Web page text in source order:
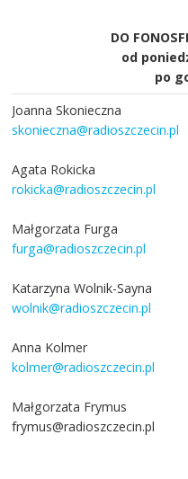
DO
od
po
Joanna Skonieczna
skonieczna@radioszczecin.pl
Agata Rokicka
rokicka@radioszczecin.pl
Małgorzata Furga
furga@radioszczecin.pl
Katarzyna Wolnik-Sayna
wolnik@radioszczecin.pl
Anna Kolmer
kolmer@radioszczecin.pl
Małgorzata Frymus
frymus@radioszczecin.pl